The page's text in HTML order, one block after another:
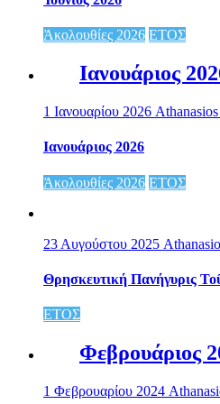
Ἀκολουθίες 2026 ΕΤΟΣ
Ιανουάριος
1 Ιανουαρίου 2026 Athanasios
Ιανουάριος 2026
Ἀκολουθίες 2026 ΕΤΟΣ
23 Αυγούστου 2025
Θρησκευτική Πανήγυρις
ΕΤΟΣ
Φεβρουάριος
1 Φεβρουαρίου 2024